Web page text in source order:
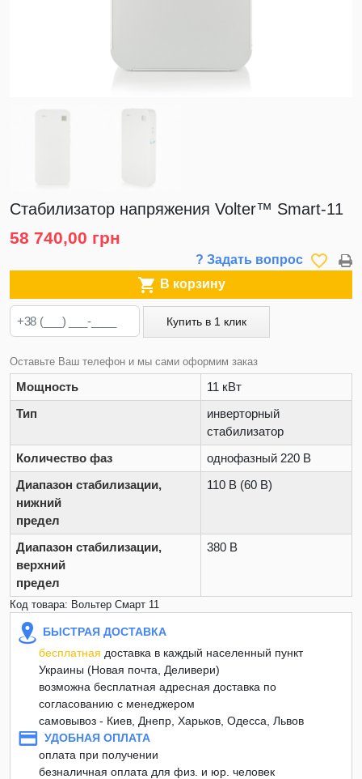
Стабилизатор напряжения Volter™ Smart-11
58 740,00 грн
? Задать вопрос favorite_border
 В корзину
Купить в 1 клик
Оставьте Ваш телефон и мы сами оформим заказ
Мощность
11 кВт
Тип
инверторный
стабилизатор
Количество фаз
однофазный 220 В
Диапазон стабилизации,
нижний
предел
110 В (60 В)
Диапазон стабилизации,
верхний
предел
380 В
Код товара: Вольтер Смарт 11
БЫСТРАЯ ДОСТАВКА
бесплатная доставка в каждый населенный пункт
Украины (Новая почта, Деливери)
возможна бесплатная адресная доставка по
согласованию с менеджером
самовывоз - Киев, Днепр, Харьков, Одесса, Львов
УДОБНАЯ ОПЛАТА
оплата при получении
безналичная оплата для физ. и юр. человек